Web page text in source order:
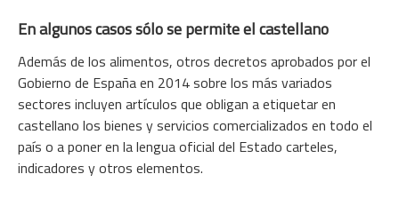
En algunos casos sólo se permite el castellano
Además de los alimentos, otros decretos aprobados por el
Gobierno de España en 2014 sobre los más variados
sectores incluyen artículos que obligan a etiquetar en
castellano los bienes y servicios comercializados en todo el
país o a poner en la lengua oficial del Estado carteles,
indicadores y otros elementos.